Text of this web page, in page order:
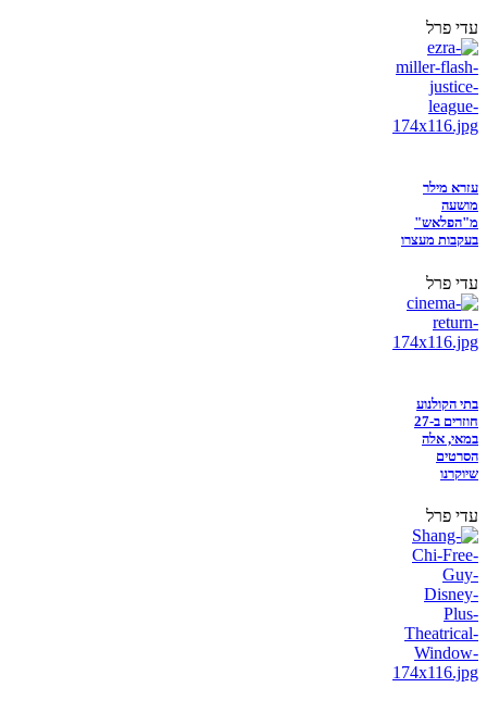
עדי פרל
עזרא מילר
מושעה
מ"הפלאש"
בעקבות מעצרו
עדי פרל
בתי הקולנוע
חוזרים ב-27
במאי, אלה
הסרטים
שיוקרנו
עדי פרל